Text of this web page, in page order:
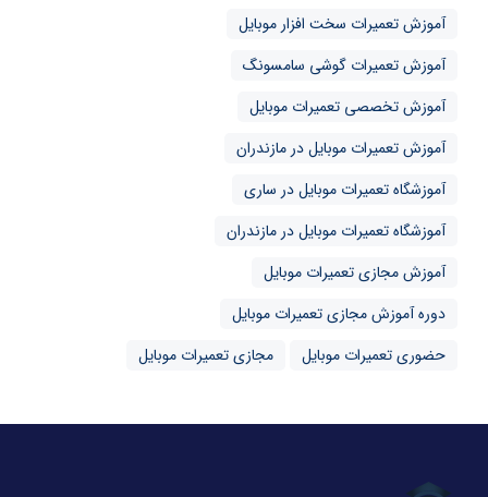
آموزش تعمیرات سخت افزار موبایل
آموزش تعمیرات گوشی سامسونگ
آموزش تخصصی تعمیرات موبایل
آموزش تعمیرات موبایل در مازندران
آموزشگاه تعمیرات موبایل در ساری
آموزشگاه تعمیرات موبایل در مازندران
آموزش مجازی تعمیرات موبایل
دوره آموزش مجازی تعمیرات موبایل
حضوری تعمیرات موبایل
مجازی تعمیرات موبایل